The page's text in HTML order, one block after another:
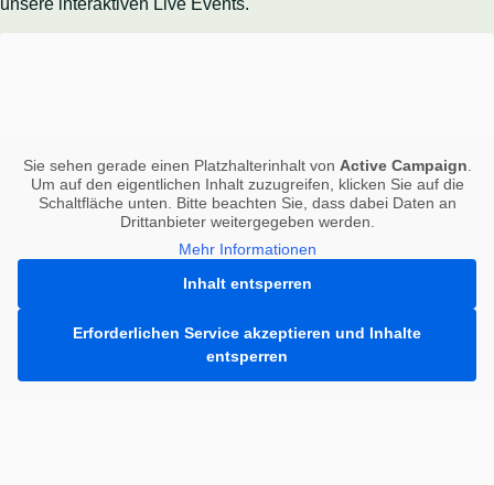
unsere interaktiven Live Events.
Sie sehen gerade einen Platzhalterinhalt von Active Campaign.
Um auf den eigentlichen Inhalt zuzugreifen, klicken Sie auf die
Schaltfläche unten. Bitte beachten Sie, dass dabei Daten an
Drittanbieter weitergegeben werden.
Mehr Informationen
Inhalt entsperren
Erforderlichen Service akzeptieren und Inhalte
entsperren